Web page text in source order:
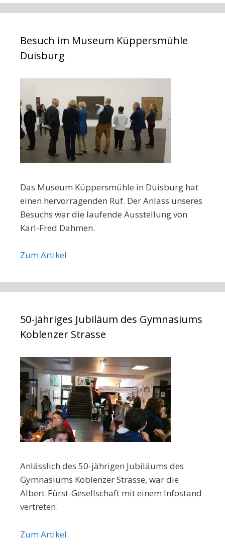
Besuch im Museum Küppersmühle
Duisburg
Das Museum Küppersmühle in Duisburg hat
einen hervorragenden Ruf. Der Anlass unseres
Besuchs war die laufende Ausstellung von
Karl-Fred Dahmen.
Zum Artikel
50-jähriges Jubiläum des Gymnasiums
Koblenzer Strasse
Anlässlich des 50-jährigen Jubiläums des
Gymnasiums Koblenzer Strasse, war die
Albert-Fürst-Gesellschaft mit einem Infostand
vertreten.
Zum Artikel